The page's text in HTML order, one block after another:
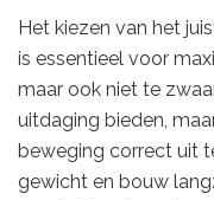
Het kiezen van het
is essentieel voor
maar ook niet te
uitdaging bieden,
beweging correct uit
gewicht en bouw